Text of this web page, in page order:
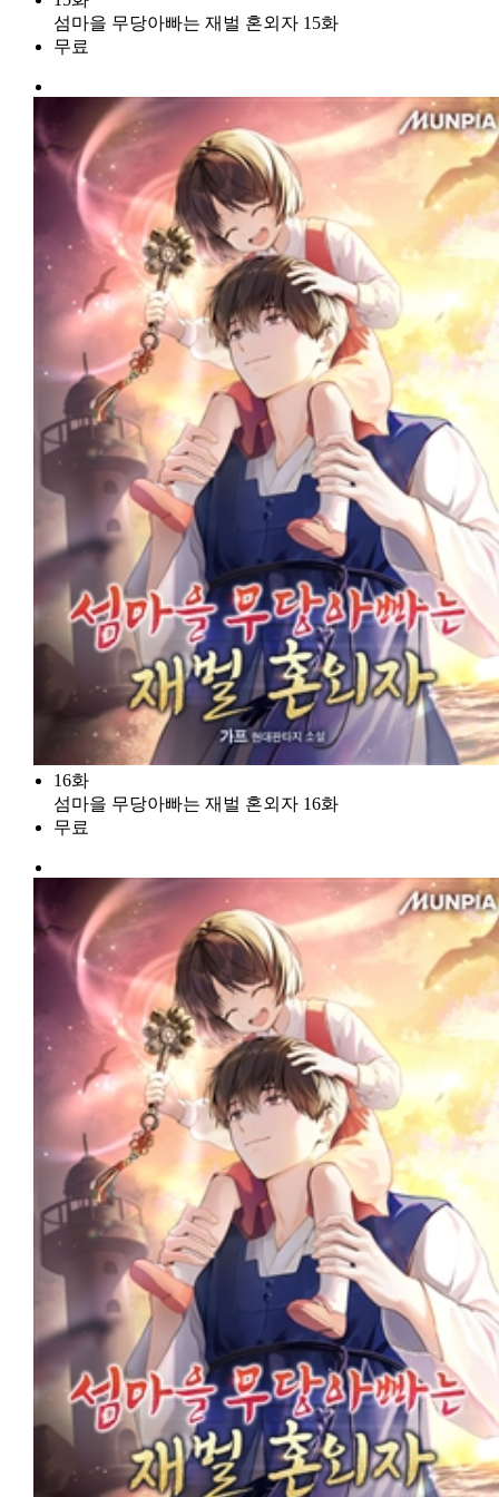
섬마을 무당아빠는 재벌 혼외자 15화
무료
16화
섬마을 무당아빠는 재벌 혼외자 16화
무료